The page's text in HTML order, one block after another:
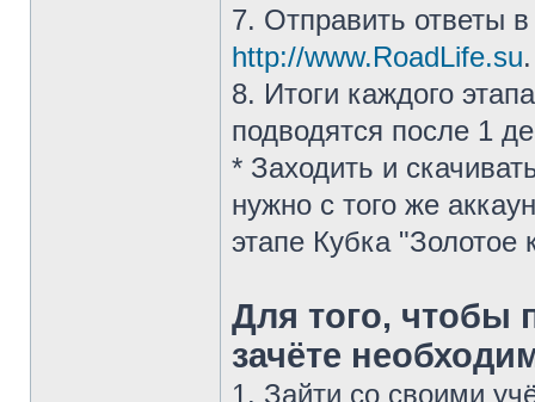
7. Отправить ответы
http://www.RoadLife.su.
8. Итоги каждого
подводятся после 1
* Заходить и
нужно с того же
этапе Кубка "Золотое
Для того, чтобы
зачёте
1. Зайти со своими